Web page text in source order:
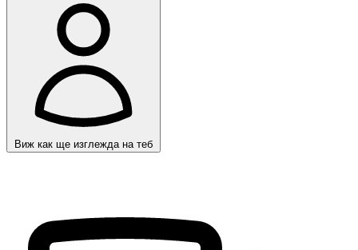
Виж как ще изглежда на теб